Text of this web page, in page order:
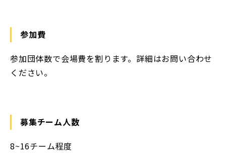
参加費
参加団体数で会場費を割ります。詳細はお問い合わせ
ください。
募集チーム人数
8~16チーム程度